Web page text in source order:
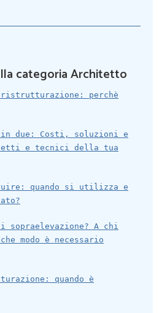
categoria Architetto
ristrutturazione: perchè
in due: Costi, soluzioni e
e tecnici della tua
quando si utilizza e
sopraelevazione? A chi
modo è necessario
quando è